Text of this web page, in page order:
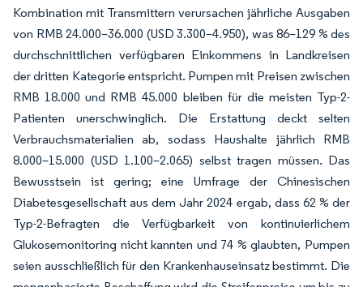
Kombination mit Transmittern verursachen jährliche Ausgaben
von RMB 24.000–36.000 (USD 3.300–4.950), was 86–129 % des
durchschnittlichen verfügbaren Einkommens in Landkreisen
der dritten Kategorie entspricht. Pumpen mit Preisen zwischen
RMB 18.000 und RMB 45.000 bleiben für die meisten Typ-2-
Patienten unerschwinglich. Die Erstattung deckt selten
Verbrauchsmaterialien ab, sodass Haushalte jährlich RMB
8.000–15.000 (USD 1.100–2.065) selbst tragen müssen. Das
Bewusstsein ist gering; eine Umfrage der Chinesischen
Diabetesgesellschaft aus dem Jahr 2024 ergab, dass 62 % der
Typ-2-Befragten die Verfügbarkeit von kontinuierlichem
Glukosemonitoring nicht kannten und 74 % glaubten, Pumpen
seien ausschließlich für den Krankenhauseinsatz bestimmt. Die